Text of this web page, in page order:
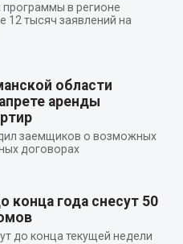
программы в регионе
12 тысяч заявлений на
области
аренды
заемщиков о возможных
договорах
конца года снесут 50
до конца текущей недели